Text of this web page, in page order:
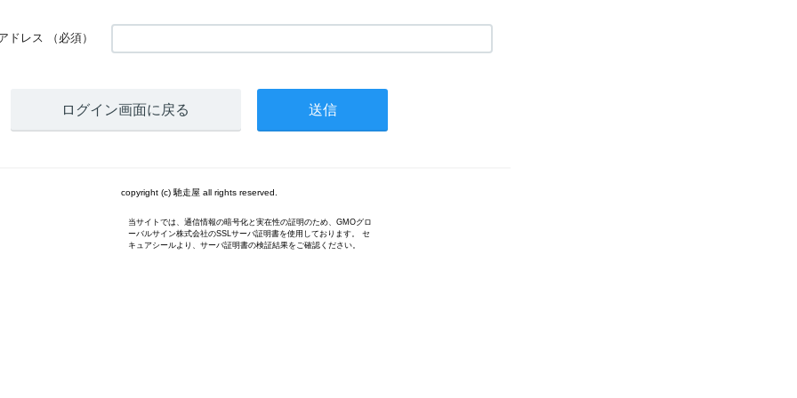
ドレス （必須）
ログイン画面に戻る
copyright (c) 馳走屋 all rights reserved.
当サイトでは、通信情報の暗号化と実在性の証明のため、GMOグロ
ーバルサイン株式会社のSSLサーバ証明書を使用しております。 セ
キュアシールより、サーバ証明書の検証結果をご確認ください。